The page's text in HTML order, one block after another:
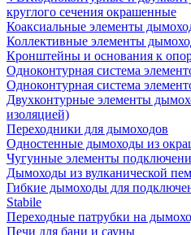
круглого сечения окрашенные
Коаксиальные элементы
Коллективные элементы
Кронштейны и основания к
Одноконтурная система
Одноконтурная система
Двухконтурные элементы
изоляцией)
Переходники для дымоходов
Одностенные дымоходы из
Чугунные элементы
Дымоходы из вулканической
Гибкие дымоходы для
Stabile
Переходные патрубки на
Печи для бани и сауны